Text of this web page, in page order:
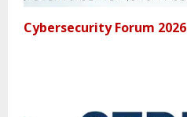
Cybersecurity Forum 2026